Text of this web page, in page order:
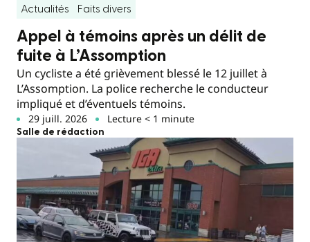
Actualités Faits divers
Appel à témoins après un délit de
fuite à L’Assomption
Un cycliste a été grièvement blessé le 12 juillet à
L’Assomption. La police recherche le conducteur
impliqué et d’éventuels témoins.
29 juill. 2026 Lecture < 1 minute
Salle de rédaction